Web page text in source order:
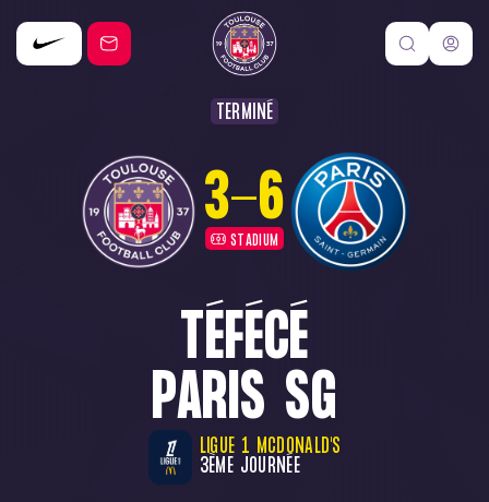
TERMINÉ
3-6
STADIUM
TÉFÉCÉ
PARIS SG
LIGUE 1 MCDONALD'S
3ÈME JOURNÉE